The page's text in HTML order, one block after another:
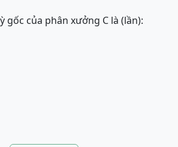
gốc của phân xưởng C là (lần):